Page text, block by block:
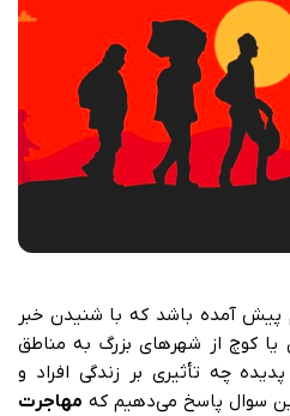
پیش آمده باشد که با شنیدن خبر
کوچ از شهرهای بزرگ به مناطق
چه تأثیری بر زندگی افراد و
سوال پاسخ می‌دهیم که مهاجرت